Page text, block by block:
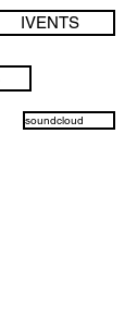
soundcloud
IVENTS